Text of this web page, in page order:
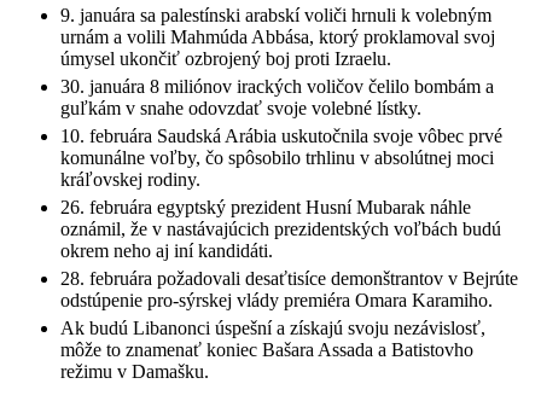
9. januára sa palestínski arabskí voliči hrnuli k volebným
urnám a volili Mahmúda Abbása, ktorý proklamoval svoj
úmysel ukončiť ozbrojený boj proti Izraelu.
30. januára 8 miliónov irackých voličov čelilo bombám a
guľkám v snahe odovzdať svoje volebné lístky.
10. februára Saudská Arábia uskutočnila svoje vôbec prvé
komunálne voľby, čo spôsobilo trhlinu v absolútnej moci
kráľovskej rodiny.
26. februára egyptský prezident Husní Mubarak náhle
oznámil, že v nastávajúcich prezidentských voľbách budú
okrem neho aj iní kandidáti.
28. februára požadovali desaťtisíce demonštrantov v Bejrúte
odstúpenie pro-sýrskej vlády premiéra Omara Karamiho.
Ak budú Libanonci úspešní a získajú svoju nezávislosť,
môže to znamenať koniec Bašara Assada a Batistovho
režimu v Damašku.